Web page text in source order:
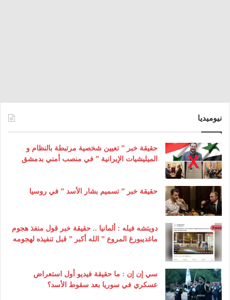
نيوميديا
حقيقة خبر ” تعيين شخصية مرتبطة بالنظام و
الميليشيات الإيرانية ” في منصب أمني بدمشق
حقيقة خبر ” تسميم بشار الأسد ” في روسيا
دويتشه فيله : ألمانيا .. حقيقة خبر قول منفذ هجوم
ماغديبورغ المروع ” الله أكبر ” قبل تنفيذه لهجومه
سي إن إن : ما حقيقة فيديو أول استعراض
عسكري في سوريا بعد سقوط الأسد؟